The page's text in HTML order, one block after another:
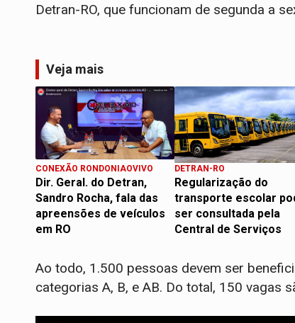
Detran-RO, que funcionam de segunda a
Veja mais
CONEXÃO RONDONIAOVIVO
Dir. Geral. do Detran,
Sandro Rocha, fala das
apreensões de veículos
em RO
DETRAN-RO
Regularização do
transporte escolar
ser consultada pela
Central de Serviços
Ao todo, 1.500 pessoas devem ser
categorias A, B, e AB. Do total, 150 vagas